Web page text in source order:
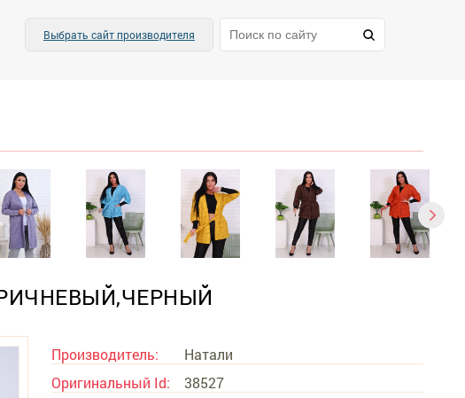
Выбрать сайт производителя
Производитель:
Натали
Оригинальный Id:
38527